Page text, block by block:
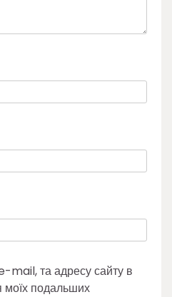
mail, та адресу сайту в
моїх подальших